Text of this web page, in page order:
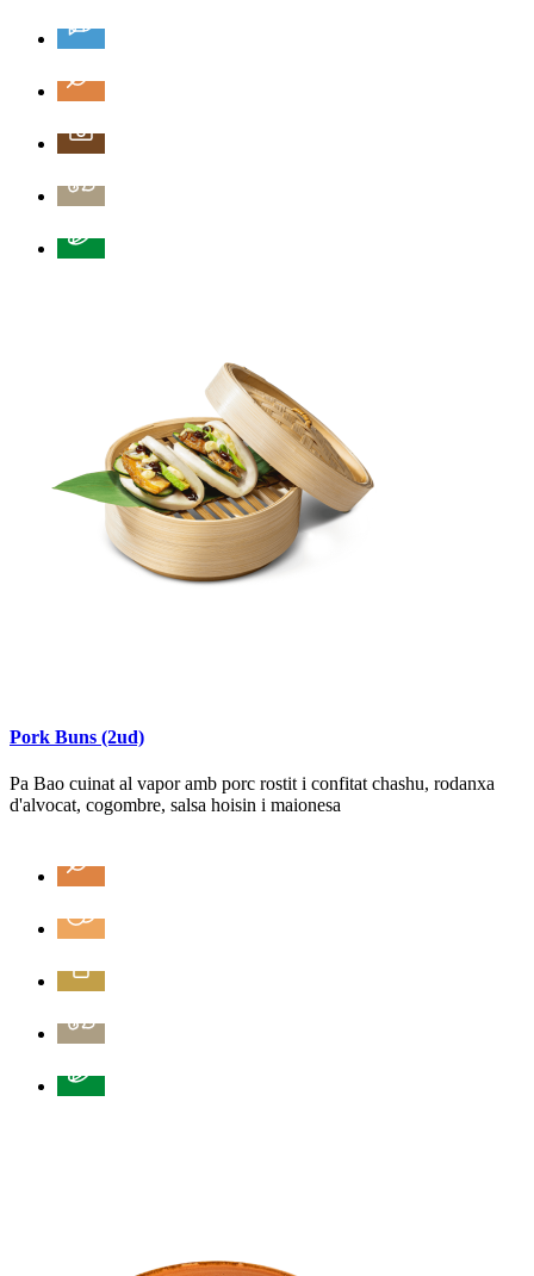
Pork Buns (2ud)
Pa Bao cuinat al vapor amb porc rostit i confitat chashu, rodanxa
d'alvocat, cogombre, salsa hoisin i maionesa